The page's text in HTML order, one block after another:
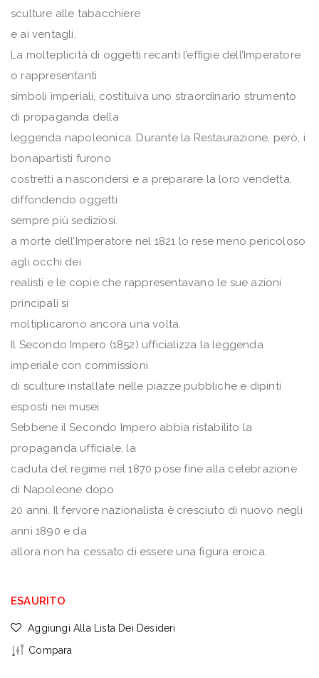
sculture alle tabacchiere
e ai ventagli.
La molteplicità di oggetti recanti l’effigie dell’Imperatore
o rappresentanti
simboli imperiali, costituiva uno straordinario strumento
di propaganda della
leggenda napoleonica. Durante la Restaurazione, però, i
bonapartisti furono
costretti a nascondersi e a preparare la loro vendetta,
diffondendo oggetti
sempre più sediziosi.
a morte dell’Imperatore nel 1821 lo rese meno pericoloso
agli occhi dei
realisti e le copie che rappresentavano le sue azioni
principali si
moltiplicarono ancora una volta.
Il Secondo Impero (1852) ufficializza la leggenda
imperiale con commissioni
di sculture installate nelle piazze pubbliche e dipinti
esposti nei musei.
Sebbene il Secondo Impero abbia ristabilito la
propaganda ufficiale, la
caduta del regime nel 1870 pose fine alla celebrazione
di Napoleone dopo
20 anni. Il fervore nazionalista è cresciuto di nuovo negli
anni 1890 e da
allora non ha cessato di essere una figura eroica.
ESAURITO
Aggiungi Alla Lista Dei Desideri
Compara